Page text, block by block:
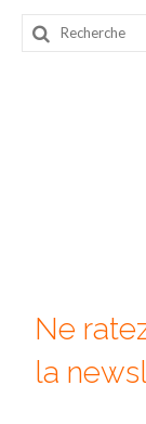
Rechercher
:
Ne
la